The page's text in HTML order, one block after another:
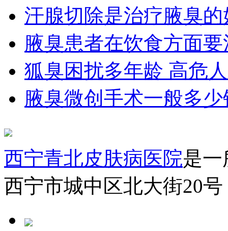
汗腺切除是治疗腋臭
腋臭患者在饮食方面
狐臭困扰多年龄 高危
腋臭微创手术一般多
西宁青北皮肤病医院是
西宁市城中区北大街20